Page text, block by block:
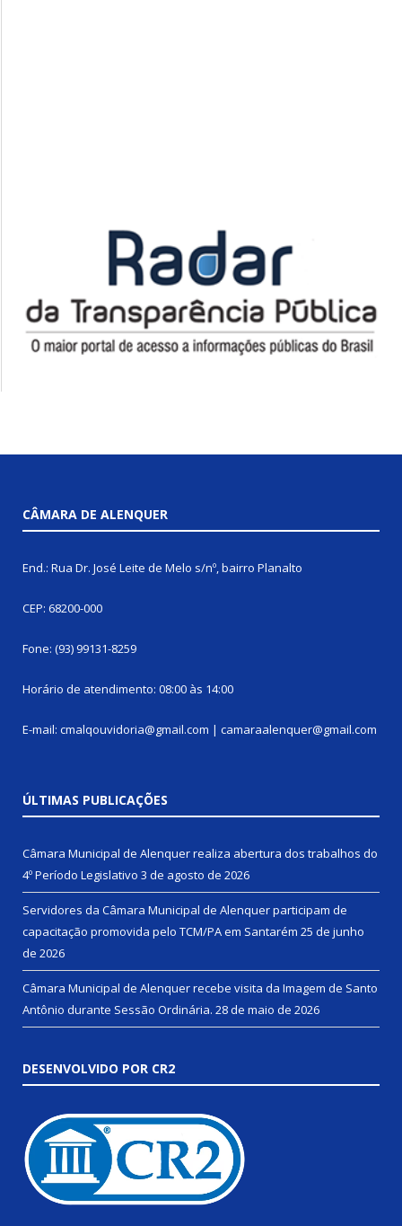
CÂMARA DE ALENQUER
End.: Rua Dr. José Leite de Melo s/nº, bairro Planalto
CEP: 68200-000
Fone: (93) 99131-8259
Horário de atendimento: 08:00 às 14:00
E-mail: cmalqouvidoria@gmail.com | camaraalenquer@gmail.com
ÚLTIMAS PUBLICAÇÕES
Câmara Municipal de Alenquer realiza abertura dos trabalhos do
4º Período Legislativo 3 de agosto de 2026
Servidores da Câmara Municipal de Alenquer participam de
capacitação promovida pelo TCM/PA em Santarém 25 de junho
de 2026
Câmara Municipal de Alenquer recebe visita da Imagem de Santo
Antônio durante Sessão Ordinária. 28 de maio de 2026
DESENVOLVIDO POR CR2